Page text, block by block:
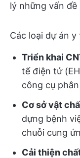
lý những vấn đề
Các loại dự án
Triển khai
tế điện tử
công cụ
Cơ sở vật
dựng bệnh
chuỗi cung
Cải thiện